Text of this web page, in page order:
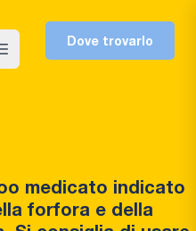
main menu
Dove trovarlo
medicato indicato
forfora e della